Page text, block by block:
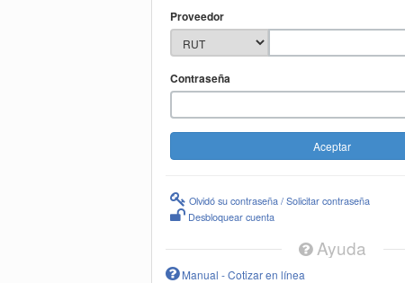
Proveedor
Contraseña
Olvidó su contraseña / Solicitar contraseña
Desbloquear cuenta
Ayuda
Manual - Cotizar en línea